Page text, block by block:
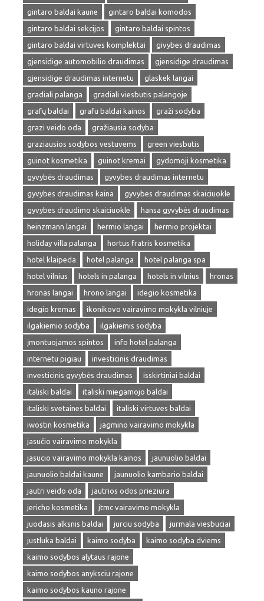
gintaro baldai kaune
gintaro baldai komodos
gintaro baldai sekcijos
gintaro baldai spintos
gintaro baldai virtuves komplektai
givybes draudimas
gjensidige automobilio draudimas
gjensidige draudimas
gjensidige draudimas internetu
glaskek langai
gradiali palanga
gradiali viesbutis palangoje
grafų baldai
grafu baldai kainos
graži sodyba
grazi veido oda
gražiausia sodyba
graziausios sodybos vestuvems
green viesbutis
guinot kosmetika
guinot kremai
gydomoji kosmetika
gyvybės draudimas
gyvybes draudimas internetu
gyvybes draudimas kaina
gyvybes draudimas skaiciuokle
gyvybes draudimo skaiciuokle
hansa gyvybės draudimas
heinzmann langai
hermio langai
hermio projektai
holiday villa palanga
hortus fratris kosmetika
hotel klaipeda
hotel palanga
hotel palanga spa
hotel vilnius
hotels in palanga hotels in vilnius
hronas
hronas langai
hrono langai
idegio kosmetika
idegio kremas
ikonikovo vairavimo mokykla vilniuje
ilgakiemio sodyba
ilgakiemis sodyba
įmontuojamos spintos
info hotel palanga
internetu pigiau
investicinis draudimas
investicinis gyvybės draudimas
isskirtiniai baldai
italiski baldai
italiski miegamojo baldai
italiski svetaines baldai
italiski virtuves baldai
iwostin kosmetika
jagmino vairavimo mokykla
jasučio vairavimo mokykla
jasucio vairavimo mokykla kainos
jaunuolio baldai
jaunuolio baldai kaune
jaunuolio kambario baldai
jautri veido oda
jautrios odos prieziura
jericho kosmetika
jtmc vairavimo mokykla
juodasis alksnis baldai
jurciu sodyba
jurmala viesbuciai
justluka baldai
kaimo sodyba
kaimo sodyba dviems
kaimo sodybos alytaus rajone
kaimo sodybos anyksciu rajone
kaimo sodybos kauno rajone